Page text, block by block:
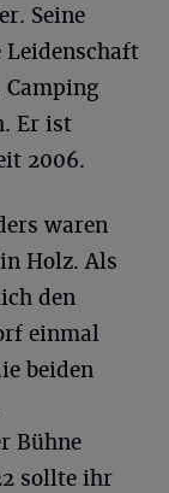
Seine
Leidenschaft
Camping
Er ist
2006.
waren
Holz. Als
den
einmal
beiden
Bühne
sollte ihr